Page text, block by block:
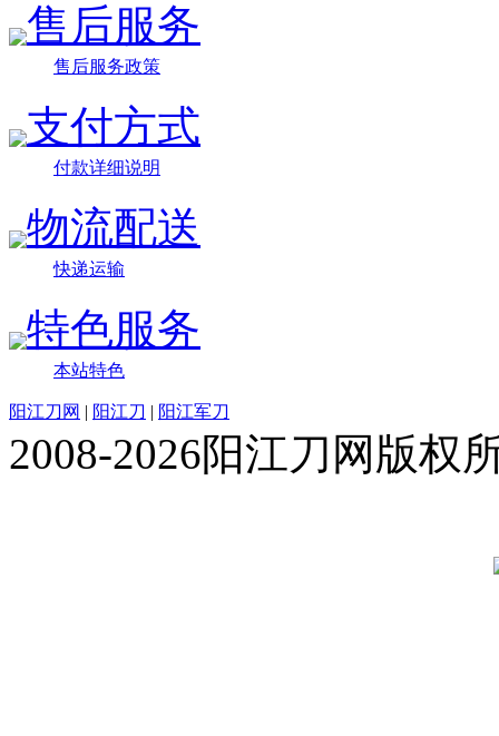
售后服务
售后服务政策
支付方式
付款详细说明
物流配送
快递运输
特色服务
本站特色
阳江刀网 | 阳江刀 | 阳江军刀
2008-2026阳江刀网版权